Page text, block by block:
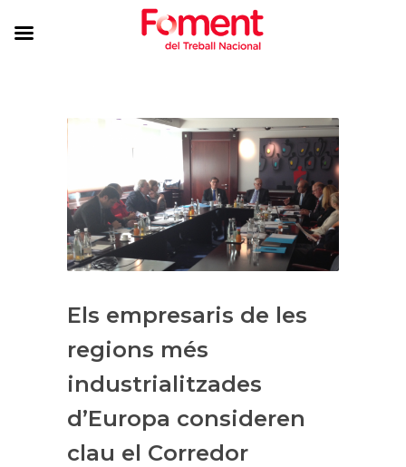
Els empresaris de les
regions més
industrialitzades
d’Europa consideren
clau el Corredor